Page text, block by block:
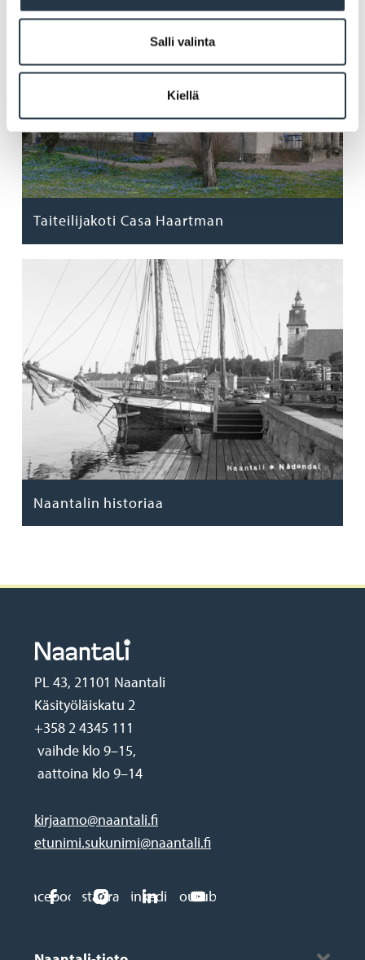
Salli valinta
Kiellä
Taiteilijakoti Casa Haartman
Naantalin historiaa
PL 43, 21101 Naantali
Käsityöläiskatu 2
+358 2 4345 111
vaihde klo 9–15,
aattoina klo 9–14
kirjaamo@naantali.fi
etunimi.sukunimi@naantali.fi
Social
FacebookInstagramLinkedin Youtube